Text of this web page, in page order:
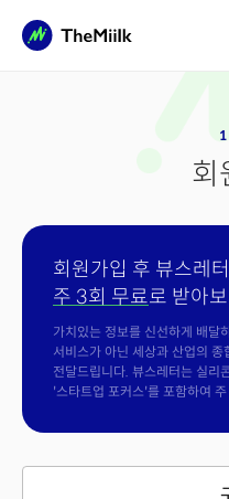
회
회원가입 후 뷰스레
주 3회 무료로 받아
가치있는 정보를 신선하게 배달
서비스가 아닌 세상과 산업의
전달드립니다. 뷰스레터는 실리
'스타트업 포커스'를 포함하여